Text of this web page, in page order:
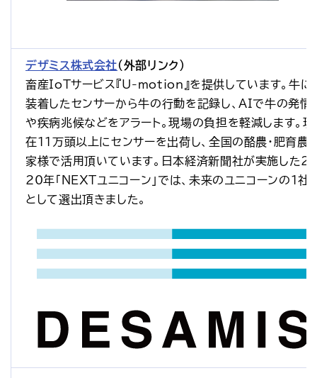
デザミス株式会社（外部リンク）
畜産IoTサービス『U-motion』を提供しています。牛に
装着したセンサーから牛の行動を記録し、AIで牛の発情
や疾病兆候などをアラート。現場の負担を軽減します。現
在11万頭以上にセンサーを出荷し、全国の酪農・肥育農
家様で活用頂いています。日本経済新聞社が実施した
20年「NEXTユニコーン」では、未来のユニコーンの1社
として選出頂きました。